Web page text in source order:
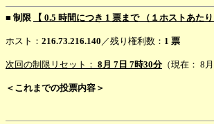
■ 制限 【 0.5 時間につき 1 票まで （１ホストあたり
ホスト： 216.73.216.140 ／残り権利数： 1 票
次回の制限リセット： 8月 7日 7時30分（現在： 8月
＜これまでの投票内容＞